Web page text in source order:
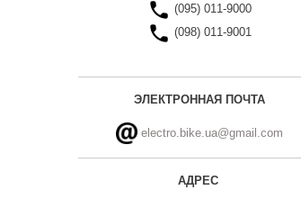
(095) 011-9000
(098) 011-9001
ЭЛЕКТРОННАЯ ПОЧТА
electro.bike.ua@gmail.com
АДРЕС